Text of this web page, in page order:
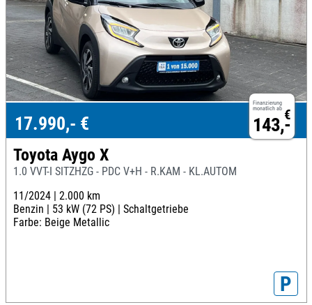
Finanzierung
monatlich ab €
143,-
17.990,- €
Toyota Aygo X
1.0 VVT-I SITZHZG - PDC V+H - R.KAM - KL.AUTOM
11/2024 | 2.000 km
Benzin | 53 kW (72 PS) | Schaltgetriebe
Farbe: Beige Metallic
P